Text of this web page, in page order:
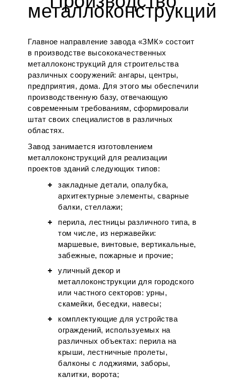
металлоконструкций
Главное направление завода «ЗМК» состоит
в производстве высококачественных
металлоконструкций для строительства
различных сооружений: ангары, центры,
предприятия, дома. Для этого мы обеспечили
производственную базу, отвечающую
современным требованиям, сформировали
штат своих специалистов в различных
областях.
Завод занимается изготовлением
металлоконструкций для реализации
проектов зданий следующих типов:
закладные детали, опалубка,
архитектурные элементы, сварные
балки, стеллажи;
перила, лестницы различного типа, в
том числе, из нержавейки:
маршевые, винтовые, вертикальные,
забежные, пожарные и прочие;
уличный декор и
металлоконструкции для городского
или частного секторов: урны,
скамейки, беседки, навесы;
комплектующие для устройства
ограждений, используемых на
различных объектах: перила на
крыши, лестничные пролеты,
балконы с лоджиями, заборы,
калитки, ворота;